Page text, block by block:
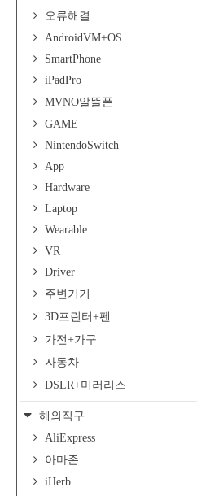
오류해결
AndroidVM+OS
SmartPhone
iPadPro
MVNO알뜰폰
GAME
NintendoSwitch
App
Hardware
Laptop
Wearable
VR
Driver
주변기기
3D프린터+펜
가전+가구
자동차
DSLR+미러리스
해외직구
AliExpress
아마존
iHerb